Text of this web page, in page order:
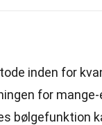
inden for
for
bølgefunktion